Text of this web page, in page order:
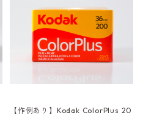
【作例あり】Kodak ColorPlus 20